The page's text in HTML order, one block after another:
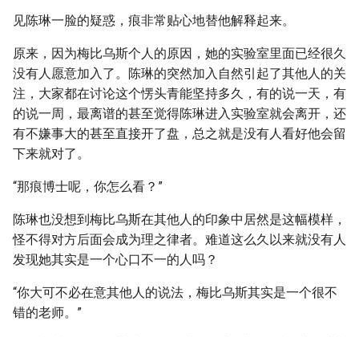
见陈琳一脸的疑惑，痕非常贴心地替他解释起来。
原来，因为梅比乌斯个人的原因，她的实验室里面已经很久
没有人愿意加入了。陈琳的突然加入自然引起了其他人的关
注，大家都在讨论这个愣头青能坚持多久，有的说一天，有
的说一周，最离谱的甚至觉得陈琳进入实验室就会离开，还
有不嫌事大的甚至直接开了盘，总之就是没有人看好他会留
下来就对了。
“那痕博士呢，你怎么看？”
陈琳也没想到梅比乌斯在其他人的印象中居然是这幅模样，
怪不得对方后面会成为理之律者。难道这么久以来就没有人
发现她其实是一个心口不一的人吗？
“你大可不必在意其他人的说法，梅比乌斯其实是一个很不
错的老师。”